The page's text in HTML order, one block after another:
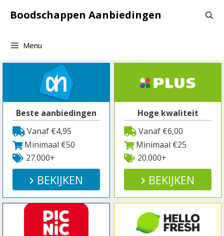
naarBoodschappen Aanbiedingen
Menu
Beste aanbiedingen
Vanaf €4,95
Minimaal €50
27.000+
BEKIJKEN
Hoge kwaliteit
Vanaf €6,00
Minimaal €25
20.000+
BEKIJKEN